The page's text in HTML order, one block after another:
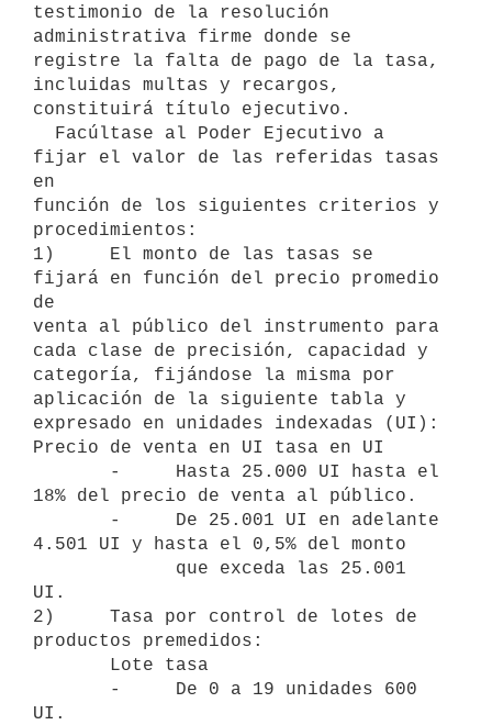
testimonio de la resolución
administrativa firme donde se
registre la falta de pago de la tasa,
incluidas multas y recargos,
constituirá título ejecutivo.
fijar el valor de las referidas tasas
en
función de los siguientes criterios y
procedimientos:
1)     El monto de las tasas se
fijará en función del precio promedio
de
venta al público del instrumento para
cada clase de precisión, capacidad y
categoría, fijándose la misma por
aplicación de la siguiente tabla y
expresado en unidades indexadas (UI):
Precio de venta en UI tasa en UI
18% del precio de venta al público.
4.501 UI y hasta el 0,5% del monto
UI.
2)     Tasa por control de lotes de
productos premedidos:
UI.